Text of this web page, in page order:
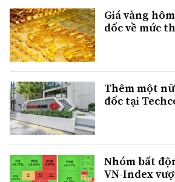
Giá vàng
dốc về mức
Thêm một
đốc tại
Nhóm bất
VN-Index